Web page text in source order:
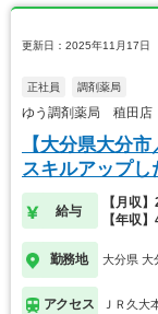
更新日：2025年11月17日
正社員 調剤薬局
ゆう調剤薬局 稙田店
【大分県大分
スキルアップ
給与
【月収
【年収
勤務地 大分県 大
アクセス ＪＲ久大